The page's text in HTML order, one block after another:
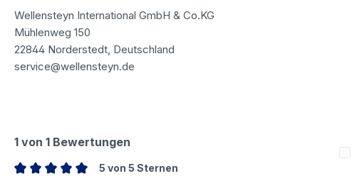
Wellensteyn International GmbH & Co.KG
Mühlenweg 150
22844 Norderstedt, Deutschland
service@wellensteyn.de
1 von 1 Bewertungen
5 von 5 Sternen